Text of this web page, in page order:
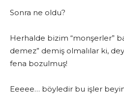
Sonra ne oldu?
Herhalde bizim “monşerler”
demez” demiş olmalılar ki,
fena bozulmuş!
Eeeee… böyledir bu işler